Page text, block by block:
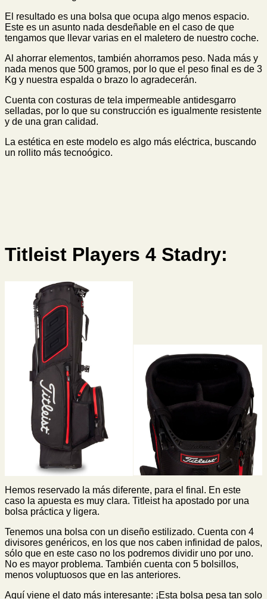
El resultado es una bolsa que ocupa algo menos espacio.
Este es un asunto nada desdeñable en el caso de que
tengamos que llevar varias en el maletero de nuestro coche.
Al ahorrar elementos, también ahorramos peso. Nada más y
nada menos que 500 gramos, por lo que el peso final es de 3
Kg y nuestra espalda o brazo lo agradecerán.
Cuenta con costuras de tela impermeable antidesgarro
selladas, por lo que su construcción es igualmente resistente
y de una gran calidad.
La estética en este modelo es algo más eléctrica, buscando
un rollito más tecnoógico.
Titleist Players 4 Stadry:
Hemos reservado la más diferente, para el final. En este
caso la apuesta es muy clara. Titleist ha apostado por una
bolsa práctica y ligera.
Tenemos una bolsa con un diseño estilizado. Cuenta con 4
divisores genéricos, en los que nos caben infinidad de palos,
sólo que en este caso no los podremos dividir uno por uno.
No es mayor problema. También cuenta con 5 bolsillos,
menos voluptuosos que en las anteriores.
Aquí viene el dato más interesante: ¡Esta bolsa pesa tan solo